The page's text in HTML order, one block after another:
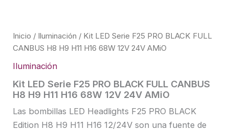
Inicio / Iluminación / Kit LED Serie F25 PRO BLACK FULL
CANBUS H8 H9 H11 H16 68W 12V 24V AMiO
Iluminación
Kit LED Serie F25 PRO BLACK FULL CANBUS
H8 H9 H11 H16 68W 12V 24V AMiO
Las bombillas LED Headlights F25 PRO BLACK
Edition H8 H9 H11 H16 12/24V son una fuente de